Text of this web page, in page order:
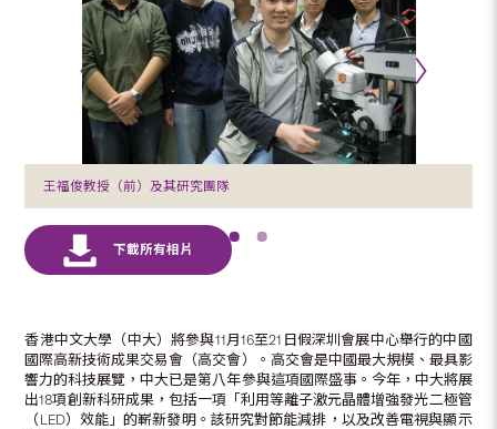
王福俊教授（前）及其研究團隊
香港中文大學（中大）將參與11月16至21日假深圳會展中心舉行的中國
國際高新技術成果交易會（高交會）。高交會是中國最大規模、最具影
響力的科技展覽，中大已是第八年參與這項國際盛事。今年，中大將展
出18項創新科研成果，包括一項「利用等離子激元晶體增強發光二極管
（LED）效能」的嶄新發明。該研究對節能減排，以及改善電視與顯示